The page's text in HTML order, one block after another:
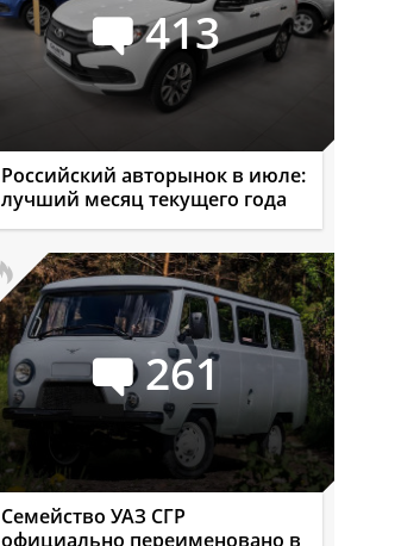
413
Российский авторынок в июле:
лучший месяц текущего года
261
Семейство УАЗ СГР
официально переименовано в